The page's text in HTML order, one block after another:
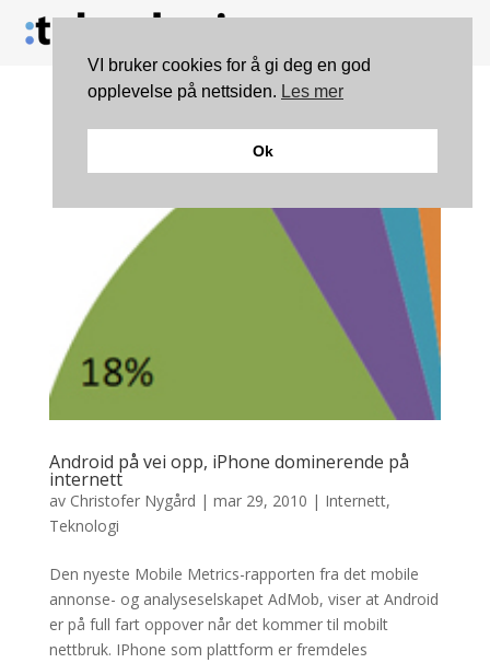
Android på vei opp, iPhone dominerende på
internett
av Christofer Nygård | mar 29, 2010 | Internett,
Teknologi
Den nyeste Mobile Metrics-rapporten fra det mobile
annonse- og analyseselskapet AdMob, viser at Android
er på full fart oppover når det kommer til mobilt
nettbruk. IPhone som plattform er fremdeles
VI bruker cookies for å gi deg en god
opplevelse på nettsiden. Les mer
Ok